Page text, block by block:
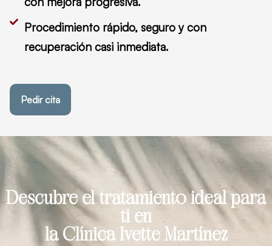
Procedimiento rápido, seguro y con
recuperación casi inmediata.
Pedir cita
Descubre el tratamiento ideal para
ti en
la Clínica Ivette Martínez